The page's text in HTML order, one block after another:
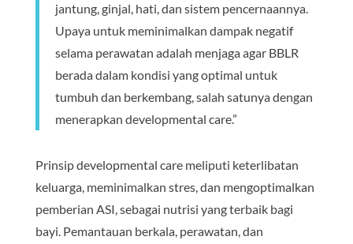
jantung, ginjal, hati, dan sistem pencernaannya.
Upaya untuk meminimalkan dampak negatif
selama perawatan adalah menjaga agar BBLR
berada dalam kondisi yang optimal untuk
tumbuh dan berkembang, salah satunya dengan
menerapkan developmental care.”
Prinsip developmental care meliputi keterlibatan
keluarga, meminimalkan stres, dan mengoptimalkan
pemberian ASI, sebagai nutrisi yang terbaik bagi
bayi. Pemantauan berkala, perawatan, dan